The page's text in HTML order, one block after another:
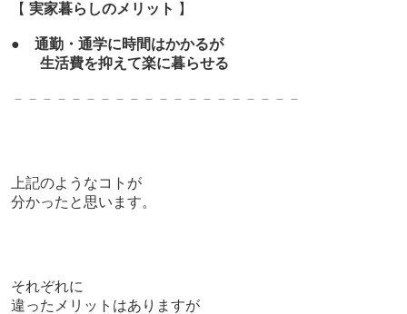
【 実家暮らしのメリット 】
● 通勤・ 通学に時間はかかるが
生活費を抑えて楽に暮らせる
－－－－－－－－－－－－－－－－－－－－
上記のようなコトが
分かったと思います。
それぞれに
違ったメリットはありますが